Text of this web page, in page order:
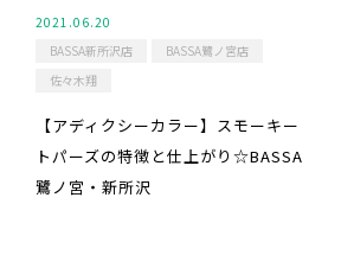
2021.06.20
BASSA新所沢店
BASSA鷺ノ宮店
佐々木翔
【アディクシーカラー】スモーキー
トパーズの特徴と仕上がり☆BASSA
鷺ノ宮・新所沢